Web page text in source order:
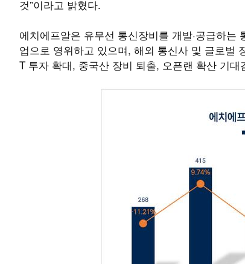
것”이라고 밝혔다.
에치에프알은 유무선 통신장비를 개발·공급하
업으로 영위하고 있으며, 해외 통신사 및 글로벌
T 투자 확대, 중국산 장비 퇴출, 오픈랜 확산 기